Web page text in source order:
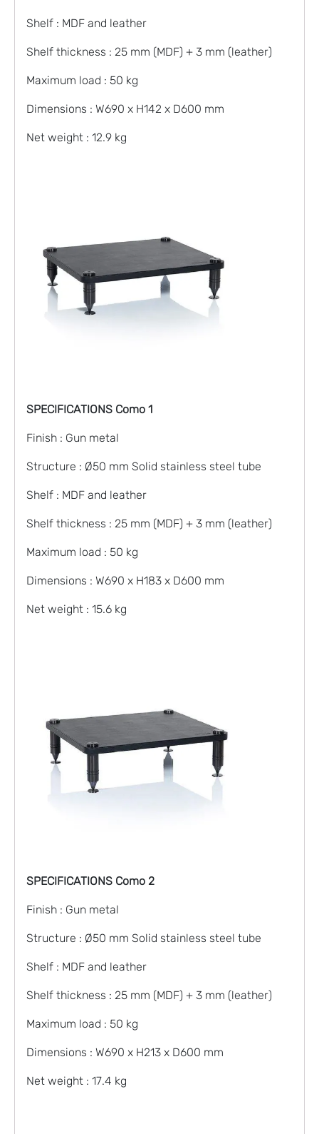
Shelf : MDF and leather
Shelf thickness : 25 mm (MDF) + 3 mm (leather)
Maximum load : 50 kg
Dimensions : W690 x H142 x D600 mm
Net weight : 12.9 kg
SPECIFICATIONS Como 1
Finish : Gun metal
Structure : Ø50 mm Solid stainless steel tube
Shelf : MDF and leather
Shelf thickness : 25 mm (MDF) + 3 mm (leather)
Maximum load : 50 kg
Dimensions : W690 x H183 x D600 mm
Net weight : 15.6 kg
SPECIFICATIONS Como 2
Finish : Gun metal
Structure : Ø50 mm Solid stainless steel tube
Shelf : MDF and leather
Shelf thickness : 25 mm (MDF) + 3 mm (leather)
Maximum load : 50 kg
Dimensions : W690 x H213 x D600 mm
Net weight : 17.4 kg